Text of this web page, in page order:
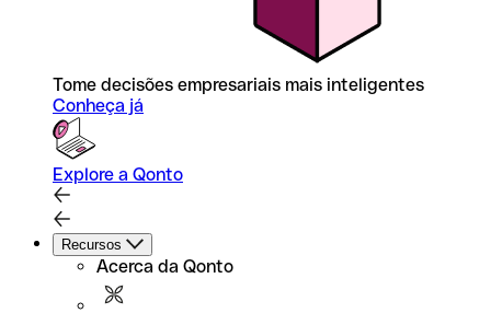
Tome decisões empresariais mais inteligentes
Conheça já
Explore a Qonto
Recursos
Acerca da Qonto